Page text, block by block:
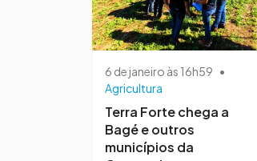
6 de janeiro às 16h59 •
Agricultura
Terra Forte chega a
Bagé e outros
municípios da